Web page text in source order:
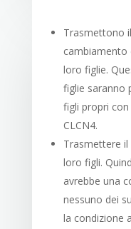
Trasmettono
cambiamento
loro figlie.
figlie saranno
figli propri
CLCN4.
Trasmettere
loro figli.
avrebbe una
nessuno dei
la condizione